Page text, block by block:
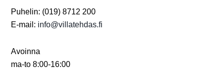
Puhelin: (019) 8712 200
E-mail: info@villatehdas.fi
Avoinna
ma-to 8:00-16:00